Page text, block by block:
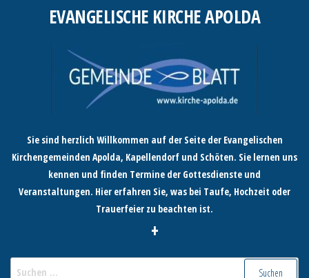
EVANGELISCHE KIRCHE APOLDA
Sie sind herzlich Willkommen auf der Seite der Evangelischen
Kirchengemeinden Apolda, Kapellendorf und Schöten. Sie lernen uns
kennen und finden Termine der Gottesdienste und
Veranstaltungen. Hier erfahren Sie, was bei Taufe, Hochzeit oder
Trauerfeier zu beachten ist.
+